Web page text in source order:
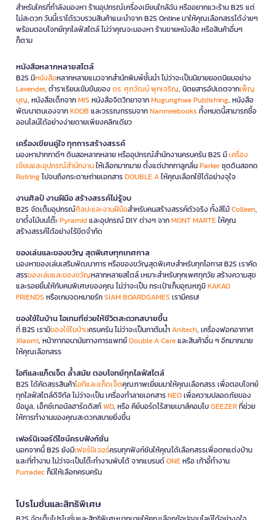
สำหรับใครที่กำลังมองหา ร้านอุปกรณ์เครื่องเขียนใกล้ฉัน หรืออยากแวะร้าน B2S แต่
ไม่สะดวก วันนี้เราได้รวบรวมสินค้าแนะนำจาก B2S Online มาให้คุณเลือกสรรได้ง่ายๆ
พร้อมตอบโจทย์ทุกไลฟ์สไตล์ ไม่ว่าคุณจะมองหา ร้านขายหนังสือ หรือสินค้าอื่นๆ
ก็ตาม
หนังสือหลากหลายสไตล์
B2S มีหนังสือหลากหลายแนวจากสำนักพิมพ์ชั้นนำ ไม่ว่าจะเป็นนิยายยอดนิยมอย่าง
Lavender, ตำราเรียนเข้มข้นของดร. ศุภวัฒน์ พุกเจริญ, นิตยสารอัปเดตจากเพ็ญ
บุญ, หนังสือเด็กจากMIS หนังสือจิตวิทยาจากMugunghwa Publishing, หนังสือ
พัฒนาตนเองจากKOOB และวรรณกรรมจากNanmeebooks ทั้งหมดนี้สามารถซื้อ
ออนไลน์ได้อย่างง่ายดายเพียงคลิกเดียว
เครื่องเขียนคู่ใจ ทุกการสร้างสรรค์
มองหาปากกาดีๆ ดินสอหลากหลาย หรืออุปกรณ์สำนักงานครบครัน B2S มีเครื่อง
เขียนและอุปกรณ์สำนักงานให้เลือกมากมาย ตั้งแต่ปากกาลูกลื่นParkerชุดดินสอกด
Rotringไปจนถึงกระดาษถ่ายเอกสารDOUBLE Aให้คุณเลือกใช้ได้อย่างจุใจ
งานศิลป์ งานฝีมือ สร้างสรรค์ไม่รู้จบ
B2S จัดเต็มอุปกรณ์ศิลปะและงานฝีมือสำหรับคนสร้างสรรค์ตัวจริง ทั้งสีไม้Colleen,
ขาตั้งไม้บนโต๊ะPyramidและอุปกรณ์ DIY ต่างๆ จากMONT MARTEให้คุณ
สร้างสรรค์ได้อย่างไร้ขีดจำกัด
ของเล่นและของขวัญ สุดพิเศษทุกเทศกาล
มองหาของเล่นเสริมพัฒนาการ หรือของขวัญสุดพิเศษสำหรับทุกโอกาส B2S เราคัด
สรรของเล่นและของขวัญหลากหลายสไตล์ เหมาะสำหรับทุกเพศทุกวัย สร้างความสุข
และรอยยิ้มให้กับคนพิเศษของคุณ ไม่ว่าจะเป็น กระเป๋าเก็บอุณหภูมิKAKAO
FRIENDS หรือเกมจดหมายรักSIAM BOARDGAMES เรามีครบ!
ของใช้ในบ้าน ไอเทมที่ช่วยให้ชีวิตสะดวกสบายขึ้น
ที่ B2S เรามีของใช้ในบ้านครบครัน ไม่ว่าจะเป็นกาต้มน้ำAnitech, เครื่องฟอกอากาศ
Xiaomi, หน้ากากอนามัยทางการแพทย์Double A Careและสินค้าอื่น ๆ อีกมากมาย
ให้คุณเลือกสรร
ไอทีและแก็ดเจ็ต ล้ำสมัย ตอบโจทย์ทุกไลฟ์สไตล์
B2S ได้คัดสรรสินค้าไอทีและแก็ดเจ็ตคุณภาพเยี่ยมมาให้คุณเลือกสรร เพื่อตอบโจทย์
ทุกไลฟ์สไตล์ดิจิทัล ไม่ว่าจะเป็น เครื่องทำลายเอกสารNEOเพื่อความปลอดภัยของ
ข้อมูล, เอ็กซ์เทอนัลฮาร์ดดิสก์WD, หรือ คีย์บอร์ดไร้สายเมาส์คอมโบGEEZERที่ช่วย
ให้การทำงานของคุณสะดวกสบายยิ่งขึ้น
เฟอร์นิเจอร์ดีไซน์ครบฟังก์ชั่น
นอกจากนี้ B2S ยังมีเฟอร์นิเจอร์ครบทุกฟังก์ชันให้คุณได้เลือกสรรเพื่อตกแต่งบ้าน
และที่ทำงาน ไม่ว่าจะเป็นโต๊ะทำงานพับได้ จากแบรนด์ONEหรือ เก้าอี้ทำงาน
Furradecก็มีให้เลือกครบครัน
โปรโมชั่นและสิทธิพิเศษ